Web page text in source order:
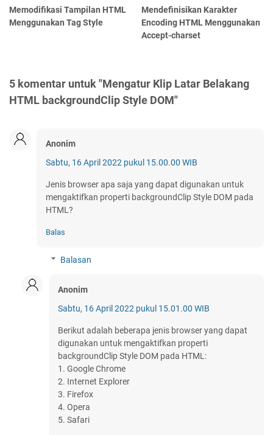
Memodifikasi Tampilan HTML
Menggunakan Tag Style
Mendefinisikan Karakter
Encoding HTML Menggunakan
Accept-charset
5 komentar untuk "Mengatur Klip Latar Belakang
HTML backgroundClip Style DOM"
Anonim
Sabtu, 16 April 2022 pukul 15.00.00 WIB
Jenis browser apa saja yang dapat digunakan untuk
mengaktifkan properti backgroundClip Style DOM pada
HTML?
Balas
Balasan
Anonim
Sabtu, 16 April 2022 pukul 15.01.00 WIB
Berikut adalah beberapa jenis browser yang dapat
digunakan untuk mengaktifkan properti
backgroundClip Style DOM pada HTML:
1. Google Chrome
2. Internet Explorer
3. Firefox
4. Opera
5. Safari